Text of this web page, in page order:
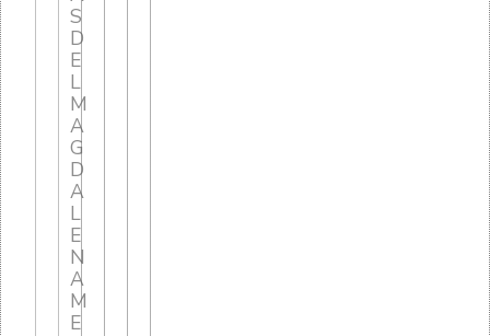
S
D
E
L
M
A
G
D
A
L
E
N
A
M
E